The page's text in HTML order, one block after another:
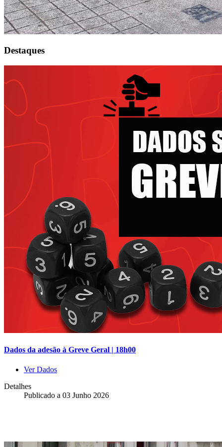
Destaques
Dados da adesão à Greve Geral | 18h00
Ver Dados
Detalhes
Publicado a 03 Junho 2026